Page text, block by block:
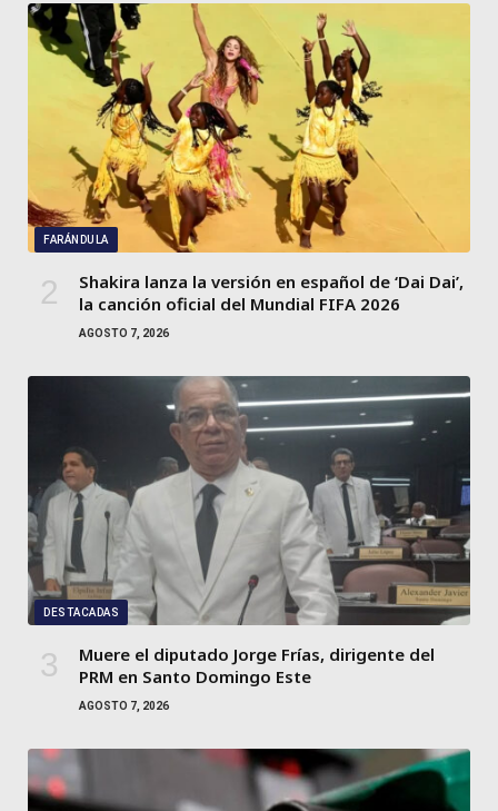
FARÁNDULA
Shakira lanza la versión en español de ‘Dai Dai’,
la canción oficial del Mundial FIFA 2026
AGOSTO 7, 2026
DESTACADAS
Muere el diputado Jorge Frías, dirigente del
PRM en Santo Domingo Este
AGOSTO 7, 2026